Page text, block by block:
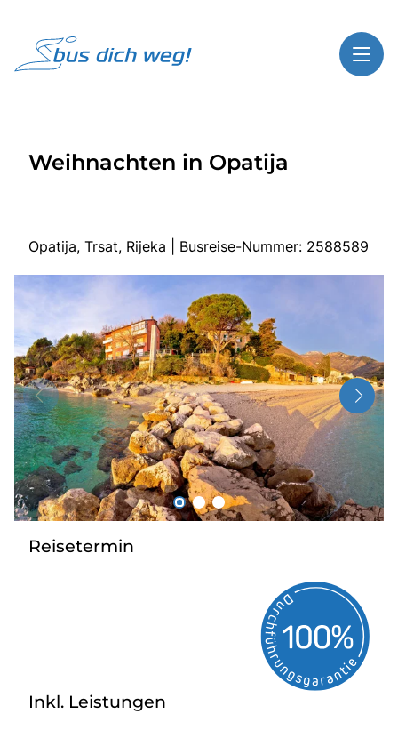
Highlights
Busreisen
Bus mieten
Über Bus dich weg!
Radio
Sie befinden sich in:
Weihnachten in Opatija
Opatija, Trsat, Rijeka | Busreise-Nummer: 2588589
Reisetermin
Inkl. Leistungen